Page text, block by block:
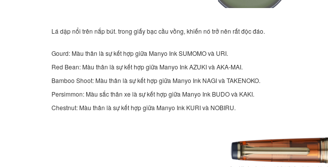
Lá dập nổi trên nắp bút. trong giấy bạc cầu vồng, khiến nó trở nên rất độc đáo.
Gourd: Màu thân là sự kết hợp giữa Manyo Ink SUMOMO và URI.
Red Bean: Màu thân là sự kết hợp giữa Manyo Ink AZUKI và AKA-MAI.
Bamboo Shoot: Màu thân là sự kết hợp giữa Manyo Ink NAGI và TAKENOKO.
Persimmon: Màu sắc thân xe là sự kết hợp giữa Manyo Ink BUDO và KAKI.
Chestnut: Màu thân là sự kết hợp giữa Manyo Ink KURI và NOBIRU.